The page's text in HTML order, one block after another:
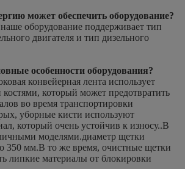
может обеспечить оборудование?
оборудование поддерживает тип
двигателя и тип дизельного
особенности оборудования?
конвейерная лента использует
который может предотвратить
во время транспортировки
уборные кисти используют
который очень устойчив к износу..В
моделями.диаметр щетки
350 мм.В то же время, очистные щетки
липкие материалы от блокировки